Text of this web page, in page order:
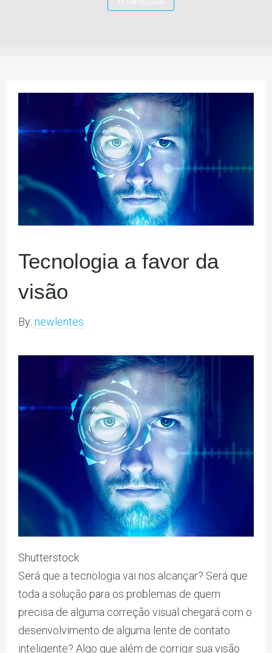
TECNOLOGIA
Tecnologia a favor da
visão
By: newlentes
Shutterstock
Será que a tecnologia vai nos alcançar? Será que
toda a solução para os problemas de quem
precisa de alguma correção visual chegará com o
desenvolvimento de alguma lente de contato
inteligente? Algo que além de corrigir sua visão